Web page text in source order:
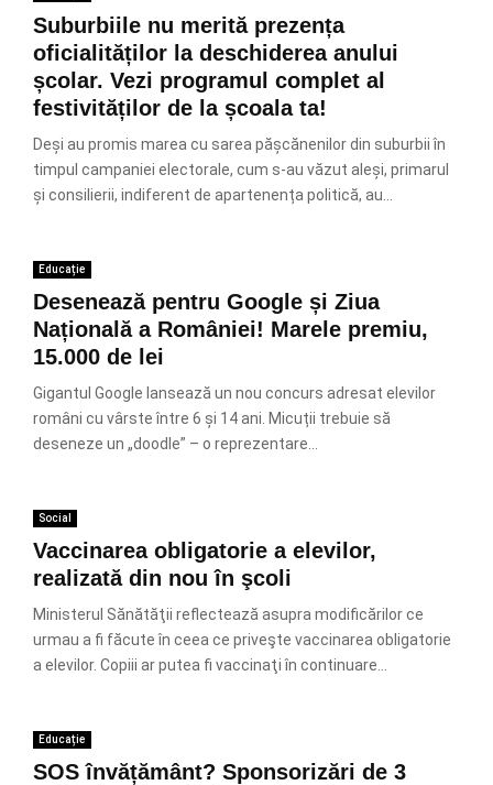
Suburbiile nu merită prezența
oficialităților la deschiderea anului
școlar. Vezi programul complet al
festivităților de la școala ta!
Deși au promis marea cu sarea pășcănenilor din suburbii în
timpul campaniei electorale, cum s-au văzut aleși, primarul
și consilierii, indiferent de apartenența politică, au...
Educație
Desenează pentru Google și Ziua
Națională a României! Marele premiu,
15.000 de lei
Gigantul Google lansează un nou concurs adresat elevilor
români cu vârste între 6 și 14 ani. Micuții trebuie să
deseneze un „doodle” – o reprezentare...
Social
Vaccinarea obligatorie a elevilor,
realizată din nou în şcoli
Ministerul Sănătăţii reflectează asupra modificărilor ce
urmau a fi făcute în ceea ce priveşte vaccinarea obligatorie
a elevilor. Copiii ar putea fi vaccinaţi în continuare...
Educație
SOS învățământ? Sponsorizări de 3